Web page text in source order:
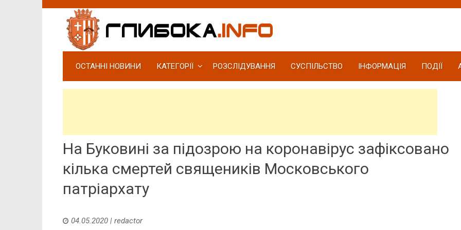
ОСТАННІ НОВИНИ КАТЕГОРІЇ РОЗСЛІДУВАННЯ СУСПІЛЬСТВО ІНФОРМАЦІЯ ПОДІЇ
На Буковині за підозрою на коронавірус зафіксовано
кілька смертей священиків Московського
патріархату
04.05.2020 | redactor